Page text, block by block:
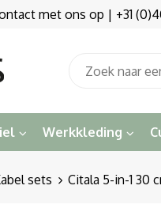
met ons op | +31
Werkkleding
sets Citala 5-in-1 30